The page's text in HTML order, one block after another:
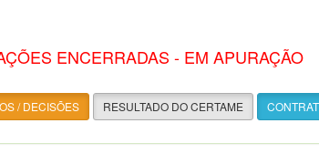
ENCERRADAS - EM APURAÇÃO
/ DECISÕES RESULTADO DO CERTAME